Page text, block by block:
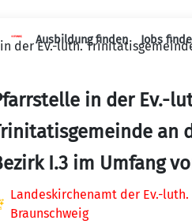
Ausbildung finden Jobs
der Ev.-luth.
in der Ev.-
an
I.3 im Umfang
Landeskirchenamt der Ev.-
Braunschweig